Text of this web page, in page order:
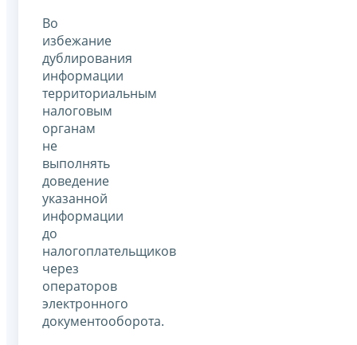
Во
избежание
дублирования
информации
территориальным
налоговым
органам
не
выполнять
доведение
указанной
информации
до
налогоплательщиков
через
операторов
электронного
документооборота.